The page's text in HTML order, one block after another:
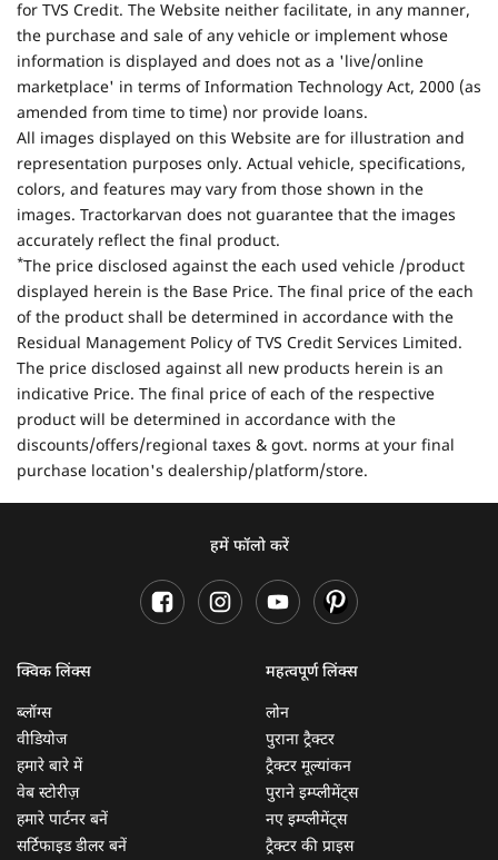
for TVS Credit. The Website neither facilitate, in any manner,
the purchase and sale of any vehicle or implement whose
information is displayed and does not as a 'live/online
marketplace' in terms of Information Technology Act, 2000 (as
amended from time to time) nor provide loans.
All images displayed on this Website are for illustration and
representation purposes only. Actual vehicle, specifications,
colors, and features may vary from those shown in the
images. Tractorkarvan does not guarantee that the images
accurately reflect the final product.
*The price disclosed against the each used vehicle /product
displayed herein is the Base Price. The final price of the each
of the product shall be determined in accordance with the
Residual Management Policy of TVS Credit Services Limited.
The price disclosed against all new products herein is an
indicative Price. The final price of each of the respective
product will be determined in accordance with the
discounts/offers/regional taxes & govt. norms at your final
purchase location's dealership/platform/store.
हमें फॉलो करें
क्विक लिंक्स
ब्लॉग्स
वीडियोज
हमारे बारे में
वेब स्टोरीज़
हमारे पार्टनर बनें
सर्टिफाइड डीलर बनें
महत्वपूर्ण लिंक्स
लोन
पुराना ट्रैक्टर
ट्रैक्टर मूल्यांकन
पुराने इम्प्लीमेंट्स
नए इम्प्लीमेंट्स
ट्रैक्टर की प्राइस